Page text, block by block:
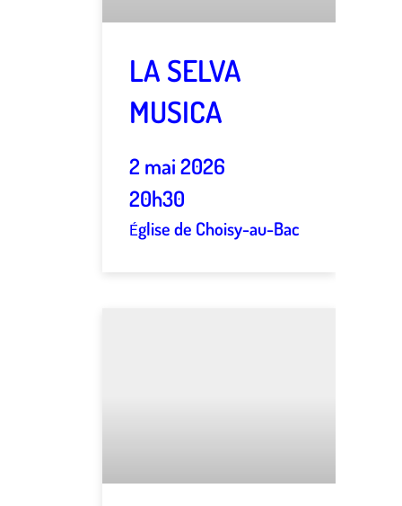
LA SELVA
MUSICA
2 mai 2026
20h30
Église de Choisy-au-Bac